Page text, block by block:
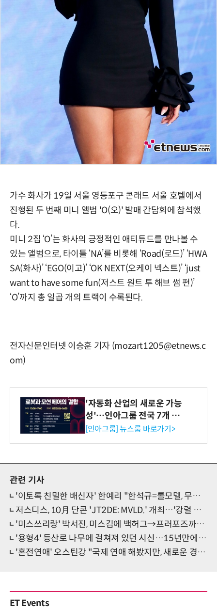
가수 화사가 19일 서울 영등포구 콘래드 서울 호텔에서
진행된 두 번째 미니 앨범 'O(오)' 발매 간담회에 참석했
다.
미니 2집 ‘O’는 화사의 긍정적인 애티튜드를 만나볼 수
있는 앨범으로, 타이틀 ‘NA’를 비롯해 ‘Road(로드)’ ‘HWA
SA(화사)’ ‘EGO(이고)’ ‘OK NEXT(오케이 넥스트)’ ‘just
want to have some fun(저스트 원트 투 해브 썸 펀)’
‘O’까지 총 일곱 개의 트랙이 수록된다.
전자신문인터넷 이승훈 기자 (mozart1205@etnews.c
om)
'자동화 산업의 새로운 가능
성'…인아그룹 전국 7개 도
시 세미나 페어 개최
[인아그룹] 뉴스룸 바로가기>
관련 기사
'이토록 친밀한 배신자' 한예리 "한석규=롤모델, 무조건 해야겠다 생각"
저스디스, 10月 단콘 'JT2DE: MVLD.' 개최…'강렬 포스터' 눈길
'미스쓰리랑' 박서진, 미스김에 백허그→프러포즈까지 '화들짝'
'용형4' 등산로 나무에 걸쳐져 있던 시신…15년만에 풀어낸 실마리
'혼전연애' 오스틴강 "국제 연애 해봤지만, 새로운 경험 많이 해"
ET Events